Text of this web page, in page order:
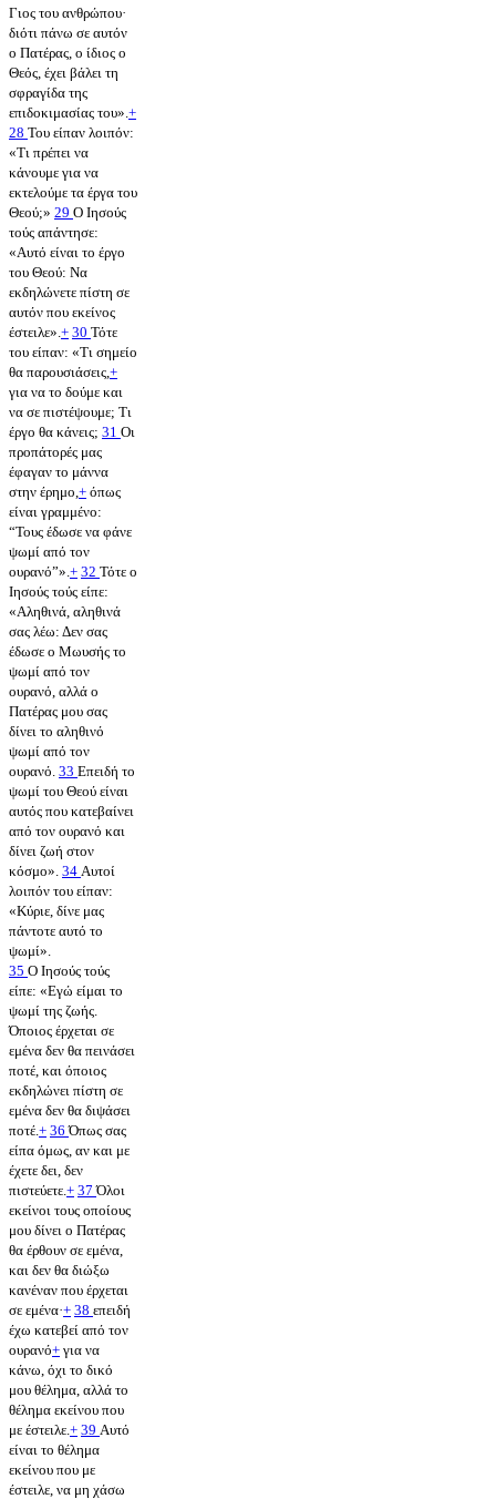
Γιος του ανθρώπου·
διότι πάνω σε αυτόν
ο Πατέρας, ο ίδιος ο
Θεός, έχει βάλει τη
σφραγίδα της
επιδοκιμασίας του». +
28 Του είπαν λοιπόν:
«Τι πρέπει να
κάνουμε για να
εκτελούμε τα έργα του
Θεού;» 29 Ο Ιησούς
τούς απάντησε:
«Αυτό είναι το έργο
του Θεού: Να
εκδηλώνετε πίστη σε
αυτόν που εκείνος
έστειλε». + 30 Τότε
του είπαν: «Τι σημείο
θα παρουσιάσεις, +
για να το δούμε και
να σε πιστέψουμε; Τι
έργο θα κάνεις; 31 Οι
προπάτορές μας
έφαγαν το μάννα
στην έρημο, + όπως
είναι γραμμένο:
“Τους έδωσε να φάνε
ψωμί από τον
ουρανό”». + 32 Τότε ο
Ιησούς τούς είπε:
«Αληθινά, αληθινά
σας λέω: Δεν σας
έδωσε ο Μωυσής το
ψωμί από τον
ουρανό, αλλά ο
Πατέρας μου σας
δίνει το αληθινό
ψωμί από τον
ουρανό. 33 Επειδή το
ψωμί του Θεού είναι
αυτός που κατεβαίνει
από τον ουρανό και
δίνει ζωή στον
κόσμο». 34 Αυτοί
λοιπόν του είπαν:
«Κύριε, δίνε μας
πάντοτε αυτό το
ψωμί».
35 Ο Ιησούς τούς
είπε: «Εγώ είμαι το
ψωμί της ζωής.
Όποιος έρχεται σε
εμένα δεν θα πεινάσει
ποτέ, και όποιος
εκδηλώνει πίστη σε
εμένα δεν θα διψάσει
ποτέ. + 36Όπως σας
είπα όμως, αν και με
έχετε δει, δεν
πιστεύετε. + 37Όλοι
εκείνοι τους οποίους
μου δίνει ο Πατέρας
θα έρθουν σε εμένα,
και δεν θα διώξω
κανέναν που έρχεται
σε εμένα·+ 38 επειδή
έχω κατεβεί από τον
ουρανό+ για να
κάνω, όχι το δικό
μου θέλημα, αλλά το
θέλημα εκείνου που
με έστειλε. + 39 Αυτό
είναι το θέλημα
εκείνου που με
έστειλε, να μη χάσω